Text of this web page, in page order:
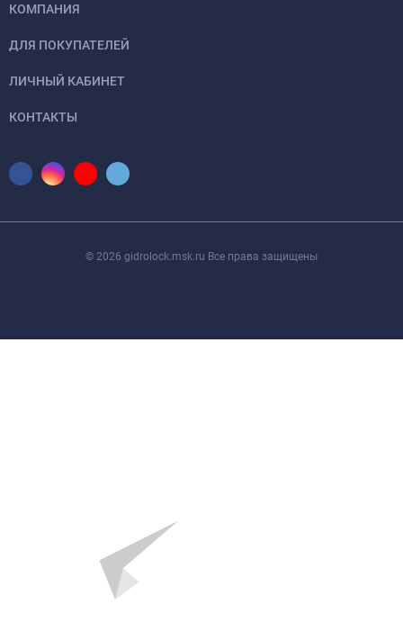
КОМПАНИЯ
ДЛЯ ПОКУПАТЕЛЕЙ
ЛИЧНЫЙ КАБИНЕТ
КОНТАКТЫ
© 2026 gidrolock.msk.ru Все права защищены